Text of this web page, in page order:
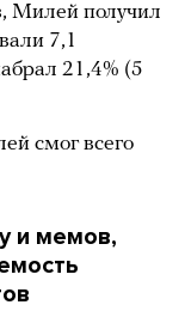
Милей получил
7,1
21,4% (5
смог всего
и мемов,